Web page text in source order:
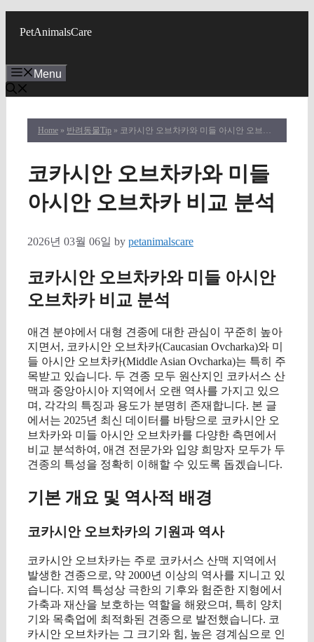
PetAnimalsCare
Menu
Home » 반려동물Tip » 코카시안 오브차카와 미들 아시안 오브차카 비교 분석
코카시안 오브차카와 미들
아시안 오브차카 비교 분석
2026년 03월 06일 by petanimalscare
코카시안 오브차카와 미들 아시안
오브차카 비교 분석
애견 분야에서 대형 견종에 대한 관심이 꾸준히 높아
지면서, 코카시안 오브차카(Caucasian Ovcharka)와 미
들 아시안 오브차카(Middle Asian Ovcharka)는 특히 주
목받고 있습니다. 두 견종 모두 원산지인 코카서스 산
맥과 중앙아시아 지역에서 오랜 역사를 가지고 있으
며, 각각의 특징과 용도가 분명히 존재합니다. 본 글
에서는 2025년 최신 데이터를 바탕으로 코카시안 오
브차카와 미들 아시안 오브차카를 다양한 측면에서
비교 분석하여, 애견 전문가와 입양 희망자 모두가 두
견종의 특성을 정확히 이해할 수 있도록 돕겠습니다.
기본 개요 및 역사적 배경
코카시안 오브차카의 기원과 역사
코카시안 오브차카는 주로 코카서스 산맥 지역에서
발생한 견종으로, 약 2000년 이상의 역사를 지니고 있
습니다. 지역 특성상 극한의 기후와 험준한 지형에서
가축과 재산을 보호하는 역할을 해왔으며, 특히 양치
기와 목축업에 최적화된 견종으로 발전했습니다. 코
카시안 오브차카는 그 크기와 힘, 높은 경계심으로 인